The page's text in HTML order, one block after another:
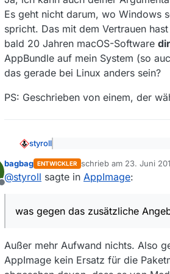
er mal etwas verweigern
durch die Registry zu
geworden, doch habe Linux
geworden, also war
“outdated” sein spricht.
Wenn mehr Verbreitung für
Ziel, dass weiterverfolgt
meckert, dass es nicht wie
besser geeignet ist.
PS: Geschrieben unter
Dinge vor.
Es geht nicht darum, wo Windows
spricht. Das mit dem Vertrauen
bald 20 Jahren macOS-Software
AppBundle auf mein System (so
das gerade bei Linux anders sein?
PS: Geschrieben von einem, der
styroll
Ja, ich kann auch deiner
Vertrauen hast du erwähnt,
direkt von den Entwicklern
PS: Geschrieben von einem,
Offline
bagbag ENTWICKLER schrieb am 23. Juni
zuletzt editiert von
@styroll sagte in AppImage:
was gegen das zusätzliche
Außer mehr Aufwand nichts. Also
AppImage kein Ersatz für die